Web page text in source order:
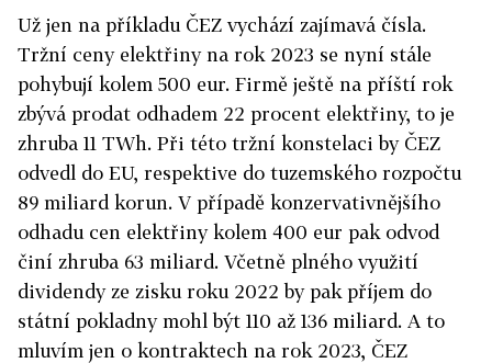
Už jen na příkladu ČEZ vychází zajímavá čísla.
Tržní ceny elektřiny na rok 2023 se nyní stále
pohybují kolem 500 eur. Firmě ještě na příští rok
zbývá prodat odhadem 22 procent elektřiny, to je
zhruba 11 TWh. Při této tržní konstelaci by ČEZ
odvedl do EU, respektive do tuzemského rozpočtu
89 miliard korun. V případě konzervativnějšího
odhadu cen elektřiny kolem 400 eur pak odvod
činí zhruba 63 miliard. Včetně plného využití
dividendy ze zisku roku 2022 by pak příjem do
státní pokladny mohl být 110 až 136 miliard. A to
mluvím jen o kontraktech na rok 2023, ČEZ